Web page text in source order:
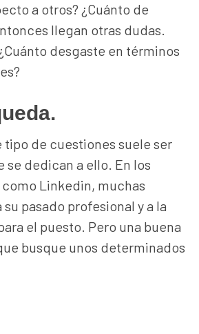
a otros? ¿Cuánto de
llegan otras dudas.
desgaste en términos
de cuestiones suele ser
dedican a ello. En los
Linkedin, muchas
pasado profesional y a la
el puesto. Pero una buena
busque unos determinados